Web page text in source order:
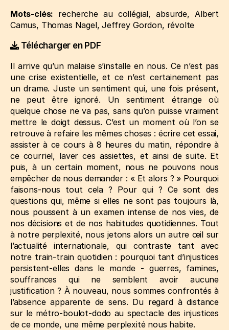
Mots-clés: recherche au collégial,absurde, Albert
Camus, Thomas Nagel,Jeffrey Gordon, révolte
Télécharger en PDF
Il arrive qu’un malaise s’installe en nous. Ce n’est pas
une crise existentielle, et ce n’est certainement pas
un drame. Juste un sentiment qui, une fois présent,
ne peut être ignoré. Un sentiment étrange où
quelque chose ne va pas, sans qu’on puisse vraiment
mettre le doigt dessus. C’est un moment où l’on se
retrouve à refaire les mêmes choses : écrire cet essai,
assister à ce cours à 8 heures du matin, répondre à
ce courriel, laver ces assiettes, et ainsi de suite. Et
puis, à un certain moment, nous ne pouvons nous
empêcher de nous demander : « Et alors ? » Pourquoi
faisons-nous tout cela ? Pour qui ? Ce sont des
questions qui, même si elles ne sont pas toujours là,
nous poussent à un examen intense de nos vies, de
nos décisions et de nos habitudes quotidiennes. Tout
à notre perplexité, nous jetons alors un autre œil sur
l’actualité internationale, qui contraste tant avec
notre train-train quotidien : pourquoi tant d’injustices
persistent-elles dans le monde - guerres, famines,
souffrances qui ne semblent avoir aucune
justification ? À nouveau, nous sommes confrontés à
l’absence apparente de sens. Du regard à distance
sur le métro-boulot-dodo au spectacle des injustices
de ce monde, une même perplexité nous habite.